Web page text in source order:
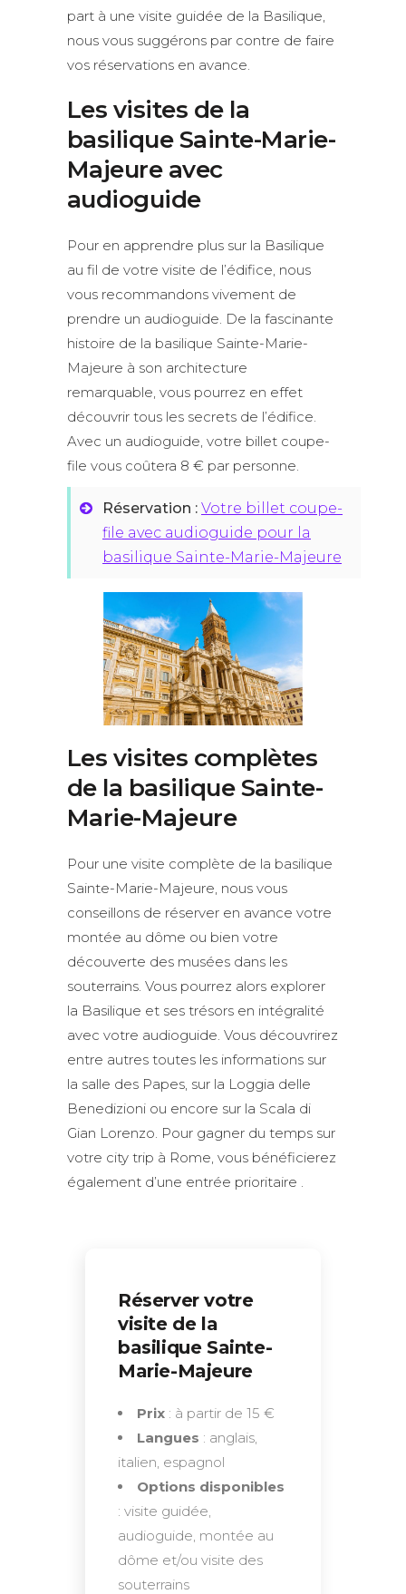
part à une visite guidée de la Basilique,
nous vous suggérons par contre de faire
vos réservations en avance.
Les visites de la
basilique Sainte-Marie-
Majeure avec
audioguide
Pour en apprendre plus sur la Basilique
au fil de votre visite de l’édifice, nous
vous recommandons vivement de
prendre un audioguide. De la fascinante
histoire de la basilique Sainte-Marie-
Majeure à son architecture
remarquable, vous pourrez en effet
découvrir tous les secrets de l’édifice.
Avec un audioguide, votre billet coupe-
file vous coûtera 8 € par personne.
Réservation : Votre billet coupe-
file avec audioguide pour la
basilique Sainte-Marie-Majeure
Les visites complètes
de la basilique Sainte-
Marie-Majeure
Pour une visite complète de la basilique
Sainte-Marie-Majeure, nous vous
conseillons de réserver en avance votre
montée au dôme ou bien votre
découverte des musées dans les
souterrains. Vous pourrez alors explorer
la Basilique et ses trésors en intégralité
avec votre audioguide. Vous découvrirez
entre autres toutes les informations sur
la salle des Papes, sur la Loggia delle
Benedizioni ou encore sur la Scala di
Gian Lorenzo. Pour gagner du temps sur
votre city trip à Rome, vous bénéficierez
également d’une entrée prioritaire .
Réserver votre
visite de la
basilique Sainte-
Marie-Majeure
Prix : à partir de 15 €
Langues : anglais,
italien, espagnol
Options disponibles
: visite guidée,
audioguide, montée au
dôme et/ou visite des
souterrains